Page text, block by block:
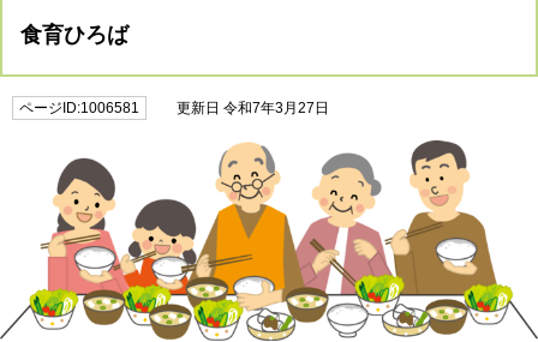
食育ひろば
ページID:1006581 更新日 令和7年3月27日